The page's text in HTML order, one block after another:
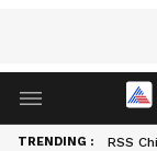
TRENDING : RSS